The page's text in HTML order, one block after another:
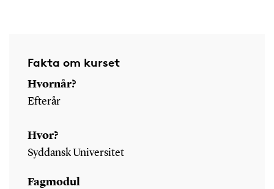
Fakta om kurset
Hvornår?
Efterår
Hvor?
Syddansk Universitet
Fagmodul